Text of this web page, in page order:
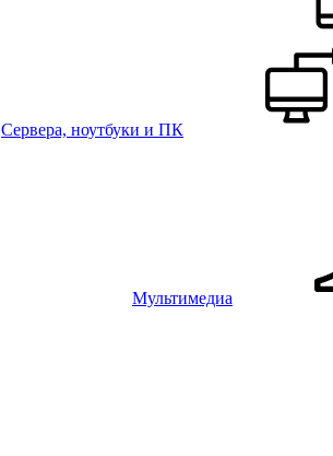
Сервера, ноутбуки и ПК
Мультимедиа